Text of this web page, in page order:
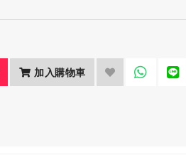
加入購物車